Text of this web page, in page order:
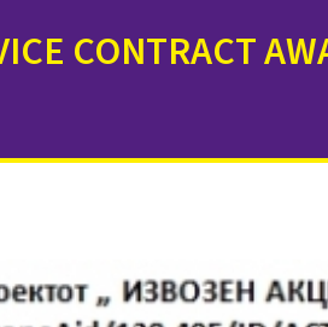
CONTRACT